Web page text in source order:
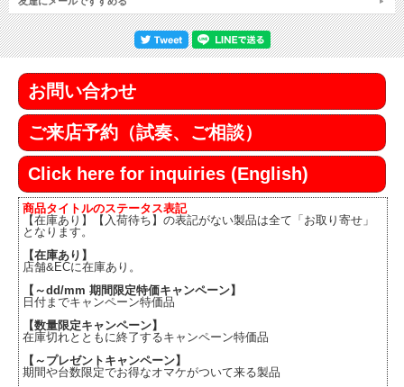
お問い合わせ
ご来店予約（試奏、ご相談）
Click here for inquiries (English)
商品タイトルのステータス表記
【在庫あり】【入荷待ち】の表記がない製品は全て「お取り寄せ」
となります。
【在庫あり】
店舗&ECに在庫あり。
【～dd/mm 期間限定特価キャンペーン】
日付までキャンペーン特価品
【数量限定キャンペーン】
在庫切れとともに終了するキャンペーン特価品
【～プレゼントキャンペーン】
期間や台数限定でお得なオマケがついて来る製品